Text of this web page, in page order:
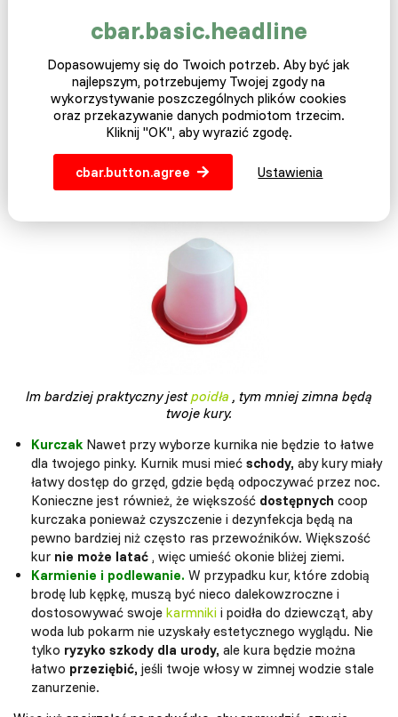
Im bardziej praktyczny jestpoidła , tym mniej zimna będą
twoje kury.
Kurczak Nawet przy wyborze kurnika nie będzie to łatwe
dla twojego pinky. Kurnik musi mieć schody, aby kury miały
łatwy dostęp do grzęd, gdzie będą odpoczywać przez noc.
Konieczne jest również, że większość dostępnych coop
kurczaka ponieważ czyszczenie i dezynfekcja będą na
pewno bardziej niż często ras przewoźników. Większość
kur nie może latać , więc umieść okonie bliżej ziemi.
Karmienie i podlewanie. W przypadku kur, które zdobią
brodę lub kępkę, muszą być nieco dalekowzroczne i
dostosowywać swoje karmniki i poidła do dziewcząt, aby
woda lub pokarm nie uzyskały estetycznego wyglądu. Nie
tylko ryzyko szkody dla urody, ale kura będzie można
łatwo przeziębić, jeśli twoje włosy w zimnej wodzie stale
zanurzenie.
cbar.basic.headline
Dopasowujemy się do Twoich potrzeb. Aby być jak
najlepszym, potrzebujemy Twojej zgody na
wykorzystywanie poszczególnych plików cookies
oraz przekazywanie danych podmiotom trzecim.
Kliknij "OK", aby wyrazić zgodę.
cbar.button.agree Ustawienia